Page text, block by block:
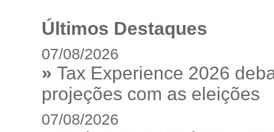
Últimos Destaques
07/08/2026
» Tax Experience 2026
projeções com as eleições
07/08/2026